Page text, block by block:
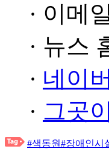
· 이메
· 뉴스
· 네이
· 그곳
#색동원#장애인시